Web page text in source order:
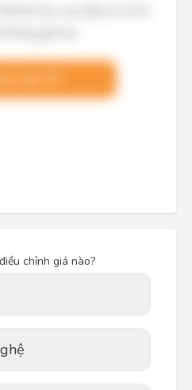
chỉnh giá nào?